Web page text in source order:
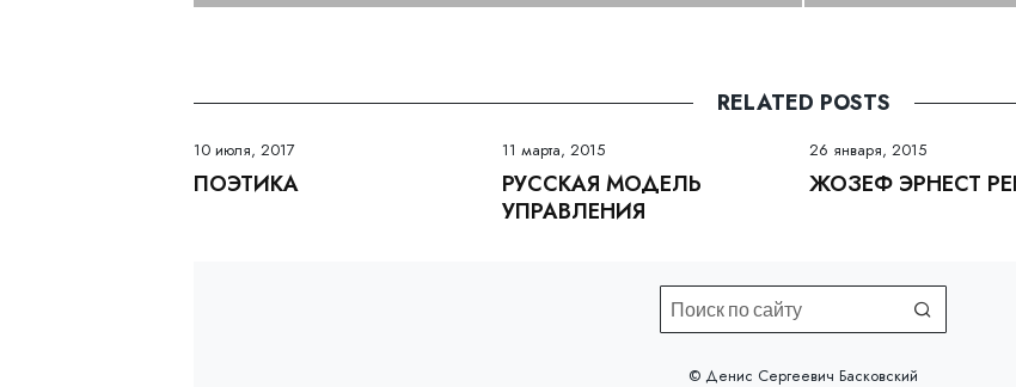
RELATED POSTS
10 июля, 2017
ПОЭТИКА
11 марта, 2015
РУССКАЯ МОДЕЛЬ
УПРАВЛЕНИЯ
26 января, 2015
ЖОЗЕФ ЭРНЕСТ
©️ Денис Сергеевич Басковский